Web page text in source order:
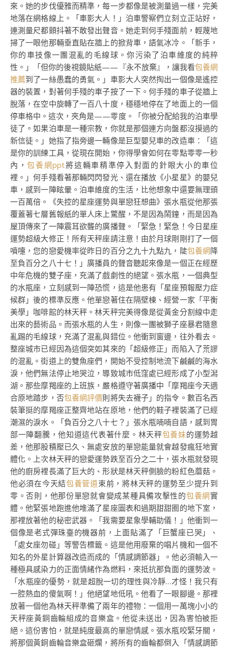
來。她的步伐優雅而精準，每一步都像是被測量過一樣，完美
地落在網格線上。「車影大人！」泊車警察們立刻立正站好，
連測量尺都顫抖著不敢發出聲音。她走到何手殘面前，輕蔑地
掃了一眼他那輛垂直貼在牆上的掀背車，語氣冰冷。「新手，
你的車技像一團混亂的毛線球。你污染了泊車維度的純粹
性。」「但你的後視鏡貼紙——『永不放棄』，讓我看包養網
推薦到了一絲愚蠢的勇氣。」車影大人突然掏出一個像是遙控
器的裝置，對著何手殘的車子按了一下。何手殘的車子從牆上
脫落，在空中旋轉了一百八十度，穩穩地停在了地面上的一個
停車格中。這次，夾角是——零度。「你被分配給我的泊車學
徒了。如果泊車是一種宗教，你就是那個連方向盤都沒摸過的
新信徒。」她指了指旁邊一輛像是巨型嬰兒車的改造車：「這
是你的訓練工具，從現在開始，你得學會如何在零點零零一秒
內，包養網ppt將這輛車精準停入對面的針眼大小的車位
裡。」何手殘看著那輛閃閃發光、還在播放《小星星》的嬰兒
車，感到一陣眩暈。泊車維度的生活，比他想象中還要無理頭
一百萬倍。《失控的星座運勢與單戀狂想曲》張水瓶從他那張
覆蓋著七層舊報紙的單人床上驚醒，不是因為鬧鐘，而是因為
屋頂傳來了一陣震耳欲聾的廣播聲。「緊急！緊急！今日星座
運勢超級大修正！所有天秤座請注意！由於月球剛剛打了一個
噴嚏，您的戀愛機率從昨日的百分之九十九點九，陡包養網降
至負百分之八十七！」廣播員的聲音聽起來像是一個正在經歷
中年危機的雙子座，充滿了戲劇性的絕望。張水瓶，一個典型
的水瓶座，立刻感到一陣恐慌，這是他患有「星座預報壓力症
候群」後的標準反應。他單戀著住在隔壁棟、經營一家「平衡
美學」咖啡館的林天秤。林天秤完美得像是從黃金分割線中走
出來的藝術品。而張水瓶的人生，則像一團被獅子座暴君隨意
亂踢的毛線球，充滿了混亂與錯位。他衝到窗邊，往外看去。
整座城市已經因為這個突如其來的「超級修正」而陷入了荒謬
的混亂。街道上的雙魚座們，開始不受控制地流下鹹鹹的海水
淚，他們無法停止地哭泣，導致城市低窪處已經形成了小型潟
湖。那些摩羯座的上班族，嚴格遵守著廣播中「摩羯座今天適
合原地踏步，否包養網評價則將失去襪子」的指令。數百名西
裝筆挺的摩羯座正整齊地站在原地，他們的鞋子裡裝滿了已經
潮濕的淚水。「負百分之八十七？」張水瓶喃喃自語，感到胃
部一陣翻騰，他知道這代表著什麼。林天秤包養妹的運勢越
差，他那股積壓已久、無處安放的單戀能量就會越發瘋狂地實
體化。上次林天秤的戀愛運勢跌至百分之二十，張水瓶就發現
他的廚房裡長滿了巨大的、形狀是林天秤側臉的粉紅色蘑菇。
他必須在今天結包養管道束前，將林天秤的運勢至少提升到
零。否則，他那份單戀就會變成某種具備攻擊性的包養網實
體。他緊張地跑進他堆滿了星座圖表和過期甜甜圈的地下室，
那裡放著他的秘密武器。「我需要星象學輔助儀！」他衝到一
個像是老式彈珠臺的機器前，上面貼滿了「巨蟹座已哭」、
「處女座勿碰」等警告標籤。這是他用廢棄的唱片機和一個不
知名的外星計算器改造而成的「情感調節器」。他必須輸入一
種極具感染力的正面情緒作為燃料，來抵抗那負面的運勢波。
「水瓶座的優勢，就是超脫一切的理性與冷靜…才怪！我只有
一腔熱血的傻氣啊！」他絕望地低吼。他看了一眼腳邊。那裡
放著一個他為林天秤準備了兩年的禮物：一個用一萬塊小小的
天秤座黃銅齒輪組成的音樂盒。他從未送出，因為害怕被拒
絕。這份害怕，就是純度最高的單戀情感。張水瓶咬緊牙關，
將那個黃銅齒輪音樂盒砸爛，將所有的齒輪都倒入「情感調節